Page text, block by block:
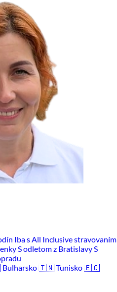
Iba s All Inclusive stravovaním
S odletom z BratislavyS
🇹🇳 Tunisko🇪🇬
cookies
vybrané